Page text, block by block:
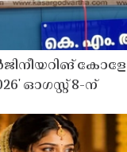
ഓഗസ്റ്റ് 8-ന്